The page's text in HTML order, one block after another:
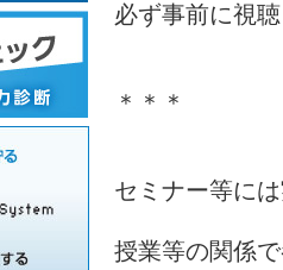
必ず事前に視
＊＊＊
セミナー等に
授業等の関係